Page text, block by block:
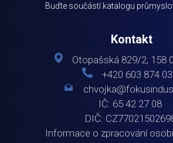
Buďte součástí katalogu
Kontakt
Otopašská 829/2, 158
+420 603 874
IČ: 65 42 27 08
DIČ:
Informace o zpracování